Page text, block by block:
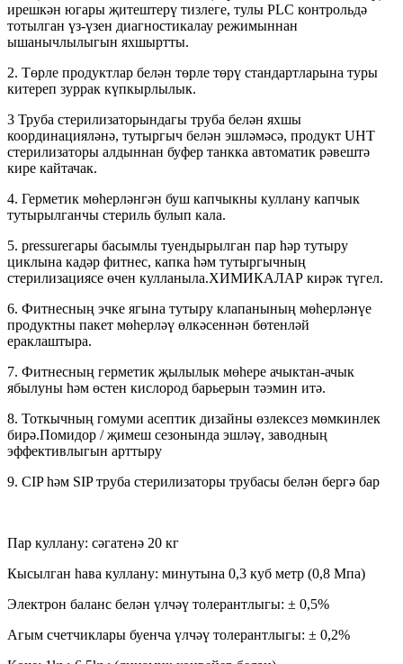
ирешкән югары җитештерү тизлеге, тулы PLC контрольдә
тотылган үз-үзен диагностикалау режимыннан
ышанычлылыгын яхшыртты.
2. Төрле продуктлар белән төрле төрү стандартларына туры
китереп зуррак күпкырлылык.
3 Труба стерилизаторындагы труба белән яхшы
координацияләнә, тутыргыч белән эшләмәсә, продукт UHT
стерилизаторы алдыннан буфер танкка автоматик рәвештә
кире кайтачак.
4. Герметик мөһерләнгән буш капчыкны куллану капчык
тутырылганчы стериль булып кала.
5. pressureгары басымлы туендырылган пар һәр тутыру
циклына кадәр фитнес, капка һәм тутыргычның
стерилизациясе өчен кулланыла.ХИМИКАЛАР кирәк түгел.
6. Фитнесның эчке ягына тутыру клапанының мөһерләнүе
продуктны пакет мөһерләү өлкәсеннән бөтенләй
ераклаштыра.
7. Фитнесның герметик җылылык мөһере ачыктан-ачык
ябылуны һәм өстен кислород барьерын тәэмин итә.
8. Тоткычның гомуми асептик дизайны өзлексез мөмкинлек
бирә.Помидор / җимеш сезонында эшләү, заводның
эффективлыгын арттыру
9. CIP һәм SIP труба стерилизаторы трубасы белән бергә бар
Пар куллану: сәгатенә 20 кг
Кысылган һава куллану: минутына 0,3 куб метр (0,8 Мпа)
Электрон баланс белән үлчәү толерантлыгы: ± 0,5%
Агым счетчиклары буенча үлчәү толерантлыгы: ± 0,2%